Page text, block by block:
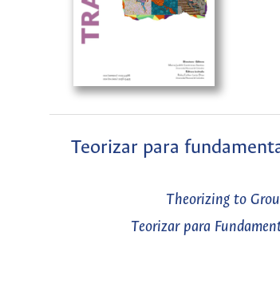
Teorizar para
Theorizing to
Teorizar para